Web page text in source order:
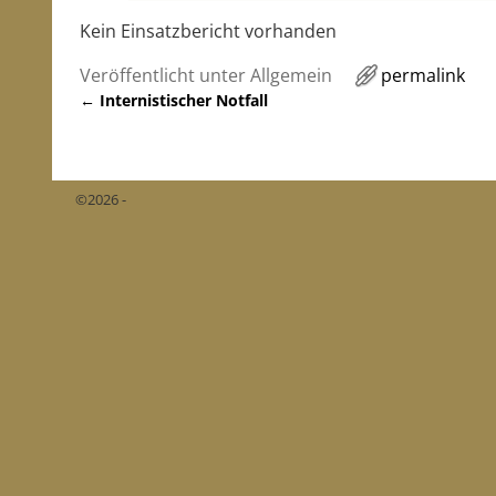
Kein Einsatzbericht vorhanden
Veröffentlicht unterAllgemein permalink
← Internistischer Notfall
©2026 -